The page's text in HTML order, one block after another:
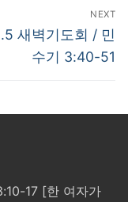
NEXT
새벽기도회 / 민
수기 3:40-51
17 [한 여자가